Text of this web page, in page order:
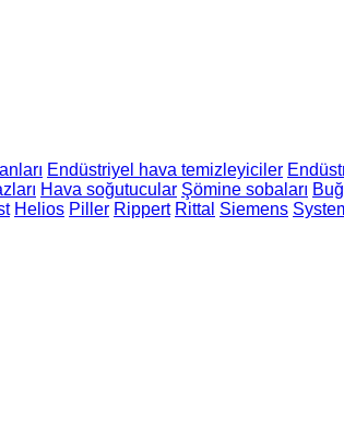
Endüstriyel hava temizleyiciler
Hava soğutucular Şömine sobaları
Helios Piller Rippert Rittal Siemens